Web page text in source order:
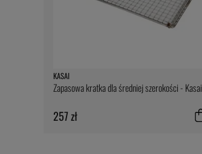
KASAI
Zapasowa kratka dla średniej szerokości - Kasai
257 zł